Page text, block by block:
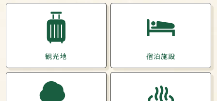
観光地 宿泊施設